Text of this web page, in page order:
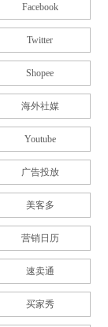
Facebook
Twitter
Shopee
海外社媒
Youtube
广告投放
美客多
营销日历
速卖通
买家秀